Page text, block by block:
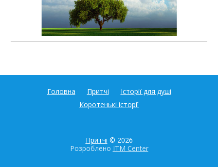
Головна Притчі
Історії для душі
Коротенькі історії
Притчі © 2026
Розроблено ITM Center